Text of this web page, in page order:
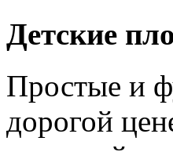
Детские
Простые и
дорогой